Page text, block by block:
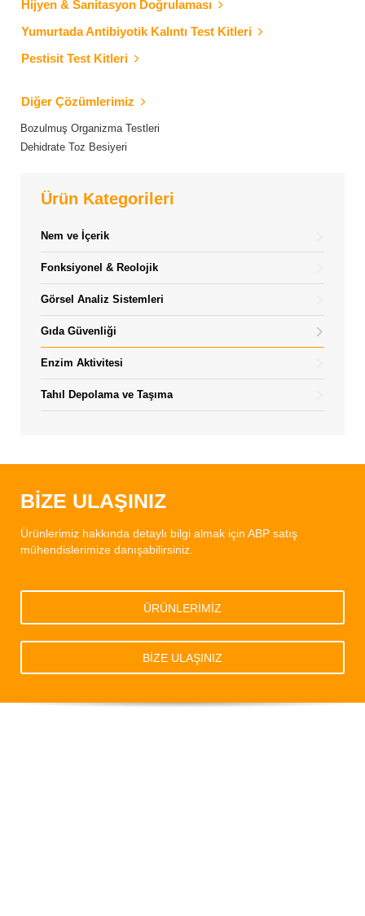
Hijyen & Sanitasyon Doğrulaması
Yumurtada Antibiyotik Kalıntı Test Kitleri
Pestisit Test Kitleri
Diğer Çözümlerimiz
Bozulmuş Organizma Testleri
Dehidrate Toz Besiyeri
Ürün Kategorileri
Nem ve İçerik
Fonksiyonel & Reolojik
Görsel Analiz Sistemleri
Gıda Güvenliği
Enzim Aktivitesi
Tahıl Depolama ve Taşıma
BİZE ULAŞINIZ
Ürünlerimiz hakkında detaylı bilgi almak için ABP satış
mühendislerimize danışabilirsiniz.
ÜRÜNLERİMİZ
BİZE ULAŞINIZ